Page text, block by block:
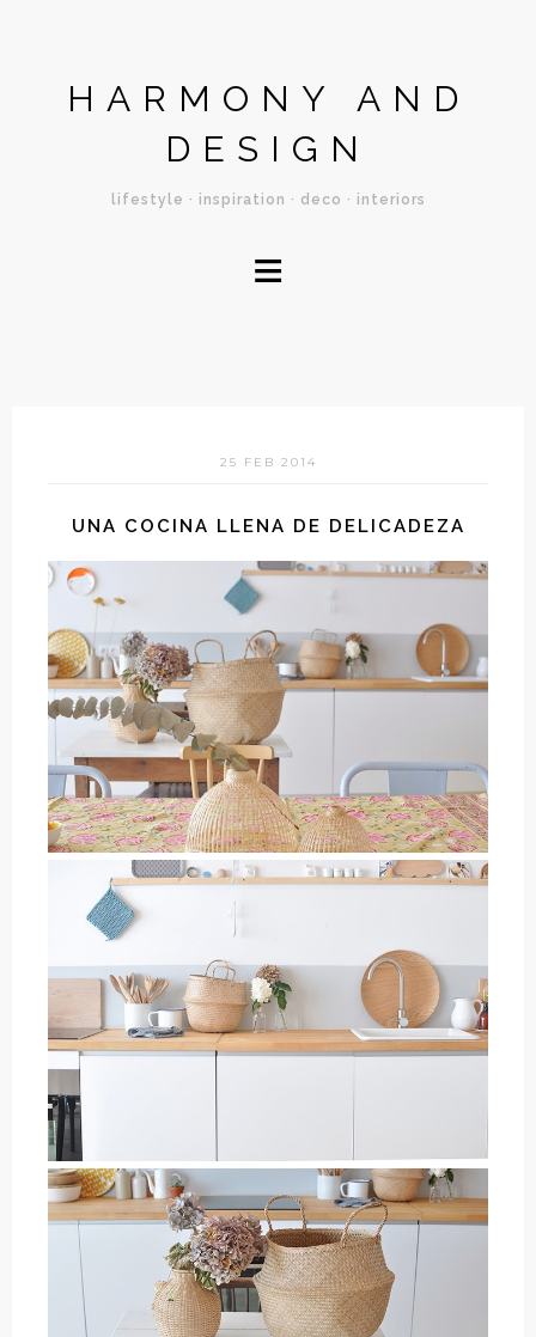
HARMONY AND
DESIGN
lifestyle · inspiration · deco · interiors
≡
25 FEB 2014
UNA COCINA LLENA DE DELICADEZA